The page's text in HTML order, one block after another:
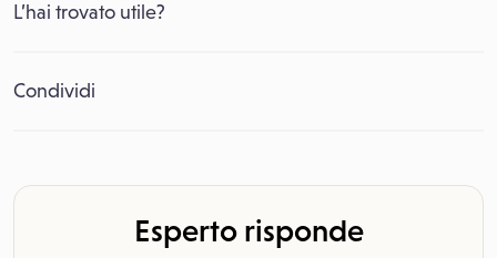
L’hai trovato utile?
Condividi
Esperto risponde